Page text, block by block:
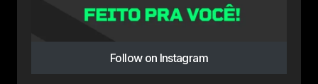
Follow on Instagram